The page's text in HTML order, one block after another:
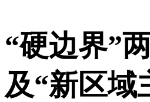
“硬边界”
及“新区域